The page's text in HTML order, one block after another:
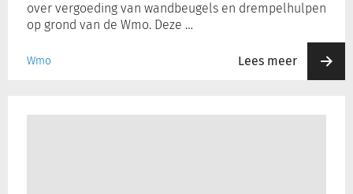
over vergoeding van wandbeugels en drempelhulpen
op grond van de Wmo. Deze …
Wmo Lees meer